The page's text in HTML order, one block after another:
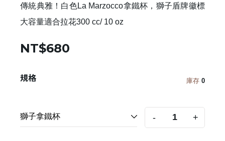
傳統典雅！白色La Marzocco拿鐵杯，獅子盾牌徽標
大容量適合拉花300 cc/ 10 oz
NT$680
規格 庫存 0
- +